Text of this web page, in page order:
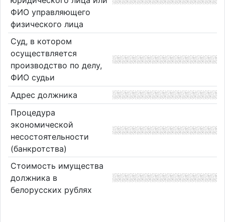
ФИО управляющего
физического лица
Суд, в котором
осуществляется
производство по делу,
ФИО судьи
Адрес должника
Процедура
экономической
несостоятельности
(банкротства)
Стоимость имущества
должника в
белорусских рублях